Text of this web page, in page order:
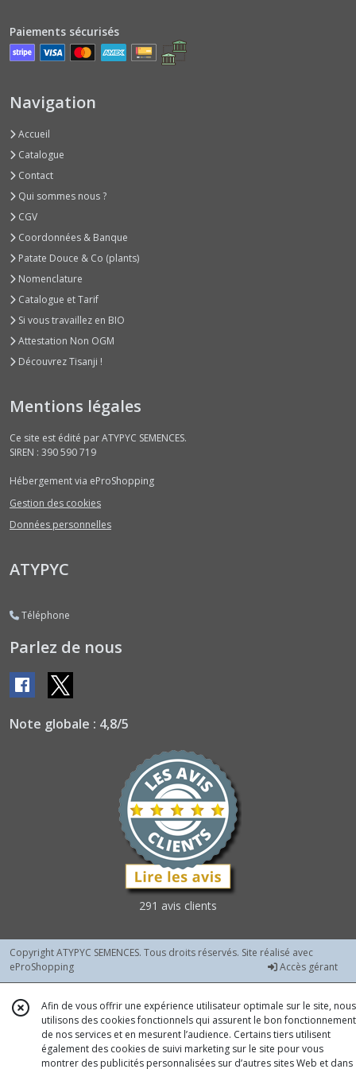
Echalotes
(1)
Jaunes
(1)
Daikons
Minowases
(1)
Radis
Longs
(2)
Radis
(1)
Afficher
les
résultats
Paiements sécurisés
Navigation
Accueil
Catalogue
Contact
Qui sommes nous ?
CGV
Coordonnées & Banque
Patate Douce & Co (plants)
Nomenclature
Catalogue et Tarif
Si vous travaillez en BIO
Attestation Non OGM
Découvrez Tisanji !
Mentions légales
Ce site est édité par ATYPYC SEMENCES.
SIREN : 390 590 719
Hébergement via eProShopping
Gestion des cookies
Données personnelles
ATYPYC
Téléphone
Parlez de nous
Note globale : 4,8/5
291 avis clients
Copyright ATYPYC SEMENCES. Tous droits réservés. Site réalisé avec
eProShopping
Accès gérant
Afin de vous offrir une expérience utilisateur optimale sur le site, nous
utilisons des cookies fonctionnels qui assurent le bon fonctionnement
de nos services et en mesurent l’audience. Certains tiers utilisent
également des cookies de suivi marketing sur le site pour vous
montrer des publicités personnalisées sur d’autres sites Web et dans